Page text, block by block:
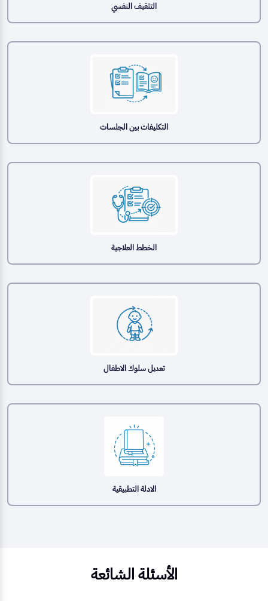
التثقيف النفسي
التكليفات بين الجلسات
الخطط العلاجية
تعديل سلوك الاطفال
الادلة التطبيقية
الأسئلة الشائعة